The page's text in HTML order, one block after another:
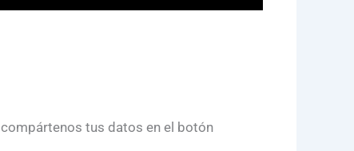
tus datos en el botón